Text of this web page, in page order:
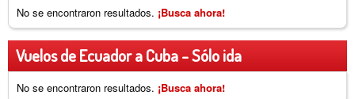
No se encontraron resultados. ¡Busca ahora!
Vuelos de Ecuador a Cuba - Sólo ida
No se encontraron resultados. ¡Busca ahora!